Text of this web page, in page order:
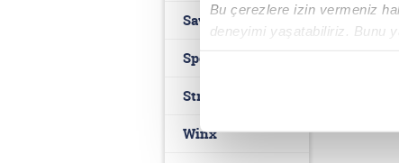
Bu çerezlere izin vermeniz
deneyimi yaşatabiliriz. Bunu
Savaş
Spor
Strateji
Winx